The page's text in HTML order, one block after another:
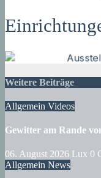
Weitere Beiträge
Allgemein Videos
Gewitter am Rande
06. August 2026 Lux 0
Allgemein News